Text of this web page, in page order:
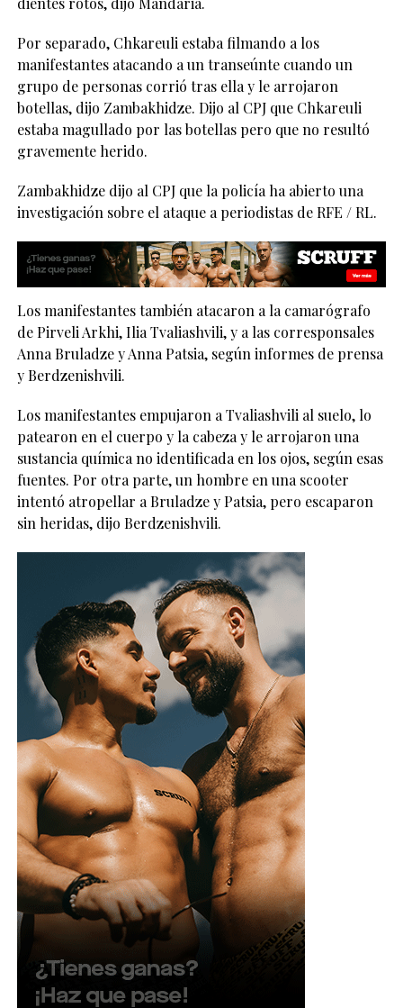
Por separado, Chkareuli estaba filmando a los
manifestantes atacando a un transeúnte cuando un
grupo de personas corrió tras ella y le arrojaron
botellas, dijo Zambakhidze. Dijo al CPJ que Chkareuli
estaba magullado por las botellas pero que no resultó
gravemente herido.
Zambakhidze dijo al CPJ que la policía ha abierto una
investigación sobre el ataque a periodistas de RFE / RL.
Los manifestantes también atacaron a la camarógrafo
de Pirveli Arkhi, Ilia Tvaliashvili, y a las corresponsales
Anna Bruladze y Anna Patsia, según informes de prensa
y Berdzenishvili.
Los manifestantes empujaron a Tvaliashvili al suelo, lo
patearon en el cuerpo y la cabeza y le arrojaron una
sustancia química no identificada en los ojos, según esas
fuentes. Por otra parte, un hombre en una scooter
intentó atropellar a Bruladze y Patsia, pero escaparon
sin heridas, dijo Berdzenishvili.